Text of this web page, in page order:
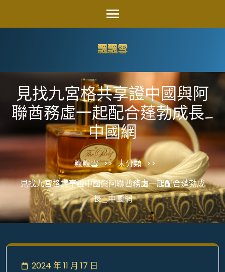
飄飄雪
見找九宮格共享證中國與阿
聯酋務虛一起配合蓬勃成長_
中國網
飄飄雪 >> 未分類 >>
見找九宮格共享證中國與阿聯酋務虛一起配合蓬勃成
長_中國網
2024 年 11 月 17 日